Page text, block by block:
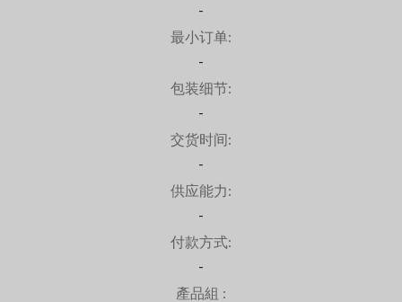
-
最小订单:
-
包装细节:
-
交货时间:
-
供应能力:
-
付款方式:
-
產品組 :